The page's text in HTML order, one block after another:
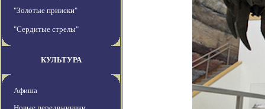
"Золотые прииски"
"Сердитые стрелы"
КУЛЬТУРА
Афиша